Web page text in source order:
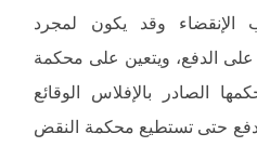
وقد يكون لمجرد
الدفع، ويتعين على محكمة
الصادر بالإفلاس الوقائع
حتى تستطيع محكمة النقض